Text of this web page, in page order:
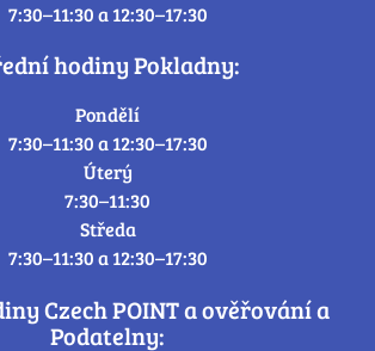
7:30–11:30 a 12:30–17:30
hodiny Pokladny:
Pondělí
7:30–11:30 a 12:30–17:30
Úterý
7:30–11:30
Středa
7:30–11:30 a 12:30–17:30
Czech POINT a ověřování a
Podatelny: